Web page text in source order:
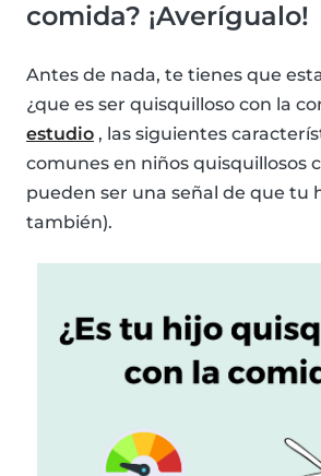
comida? ¡Averígualo!
Antes de nada, te tienes que
¿que es ser quisquilloso con la
estudio , las siguientes
comunes en niños quisquillosos
pueden ser una señal de que tu
también).